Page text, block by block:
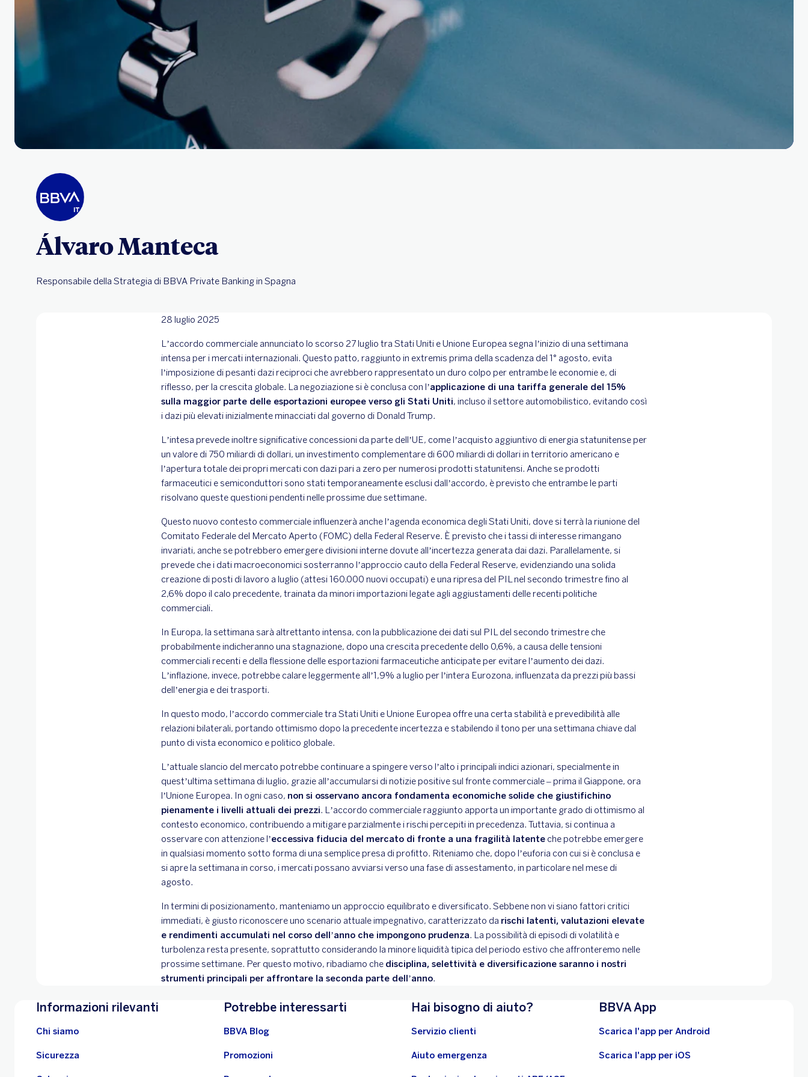
Álvaro Manteca
Responsabile della Strategia di BBVA Private Banking in Spagna
28 luglio 2025
L’accordo commerciale annunciato lo scorso 27 luglio tra Stati Uniti e Unione Europea segna l’inizio di una settimana
intensa per i mercati internazionali. Questo patto, raggiunto in extremis prima della scadenza del 1° agosto, evita
l’imposizione di pesanti dazi reciproci che avrebbero rappresentato un duro colpo per entrambe le economie e, di
riflesso, per la crescita globale. La negoziazione si è conclusa con l’applicazione di una tariffa generale del 15%
sulla maggior parte delle esportazioni europee verso gli Stati Uniti, incluso il settore automobilistico, evitando così
i dazi più elevati inizialmente minacciati dal governo di Donald Trump.
L’intesa prevede inoltre significative concessioni da parte dell’UE, come l’acquisto aggiuntivo di energia statunitense per
un valore di 750 miliardi di dollari, un investimento complementare di 600 miliardi di dollari in territorio americano e
l’apertura totale dei propri mercati con dazi pari a zero per numerosi prodotti statunitensi. Anche se prodotti
farmaceutici e semiconduttori sono stati temporaneamente esclusi dall’accordo, è previsto che entrambe le parti
risolvano queste questioni pendenti nelle prossime due settimane.
Questo nuovo contesto commerciale influenzerà anche l’agenda economica degli Stati Uniti, dove si terrà la riunione del
Comitato Federale del Mercato Aperto (FOMC) della Federal Reserve. È previsto che i tassi di interesse rimangano
invariati, anche se potrebbero emergere divisioni interne dovute all’incertezza generata dai dazi. Parallelamente, si
prevede che i dati macroeconomici sosterranno l’approccio cauto della Federal Reserve, evidenziando una solida
creazione di posti di lavoro a luglio (attesi 160.000 nuovi occupati) e una ripresa del PIL nel secondo trimestre fino al
2,6% dopo il calo precedente, trainata da minori importazioni legate agli aggiustamenti delle recenti politiche
commerciali.
In Europa, la settimana sarà altrettanto intensa, con la pubblicazione dei dati sul PIL del secondo trimestre che
probabilmente indicheranno una stagnazione, dopo una crescita precedente dello 0,6%, a causa delle tensioni
commerciali recenti e della flessione delle esportazioni farmaceutiche anticipate per evitare l’aumento dei dazi.
L’inflazione, invece, potrebbe calare leggermente all’1,9% a luglio per l’intera Eurozona, influenzata da prezzi più bassi
dell’energia e dei trasporti.
In questo modo, l’accordo commerciale tra Stati Uniti e Unione Europea offre una certa stabilità e prevedibilità alle
relazioni bilaterali, portando ottimismo dopo la precedente incertezza e stabilendo il tono per una settimana chiave dal
punto di vista economico e politico globale.
L’attuale slancio del mercato potrebbe continuare a spingere verso l’alto i principali indici azionari, specialmente in
quest’ultima settimana di luglio, grazie all’accumularsi di notizie positive sul fronte commerciale – prima il Giappone, ora
l’Unione Europea. In ogni caso, non si osservano ancora fondamenta economiche solide che giustifichino
pienamente i livelli attuali dei prezzi. L’accordo commerciale raggiunto apporta un importante grado di ottimismo al
contesto economico, contribuendo a mitigare parzialmente i rischi percepiti in precedenza. Tuttavia, si continua a
osservare con attenzione l’eccessiva fiducia del mercato di fronte a una fragilità latente che potrebbe emergere
in qualsiasi momento sotto forma di una semplice presa di profitto. Riteniamo che, dopo l’euforia con cui si è conclusa e
si apre la settimana in corso, i mercati possano avviarsi verso una fase di assestamento, in particolare nel mese di
agosto.
In termini di posizionamento, manteniamo un approccio equilibrato e diversificato. Sebbene non vi siano fattori critici
immediati, è giusto riconoscere uno scenario attuale impegnativo, caratterizzato da rischi latenti, valutazioni elevate
e rendimenti accumulati nel corso dell’anno che impongono prudenza. La possibilità di episodi di volatilità e
turbolenza resta presente, soprattutto considerando la minore liquidità tipica del periodo estivo che affronteremo nelle
prossime settimane. Per questo motivo, ribadiamo che disciplina, selettività e diversificazione saranno i nostri
strumenti principali per affrontare la seconda parte dell’anno.
Informazioni rilevanti
Chi siamo
Sicurezza
Potrebbe interessarti
BBVA Blog
Promozioni
Hai bisogno di aiuto?
Servizio clienti
Aiuto emergenza
BBVA App
Scarica l'app per Android
Scarica l'app per iOS